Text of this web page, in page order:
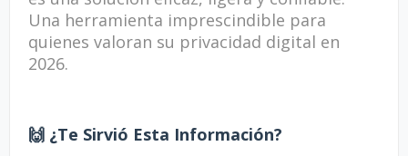
Una herramienta imprescindible para
quienes valoran su privacidad digital en
2026.
🙌 ¿Te Sirvió Esta Información?